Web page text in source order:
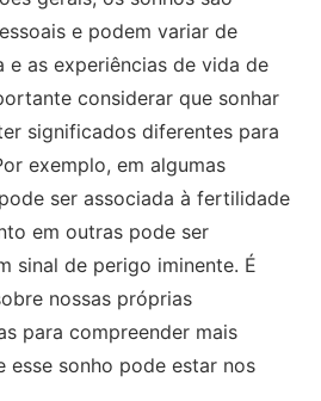
e podem variar de
as experiências de vida de
considerar que sonhar
significados diferentes para
exemplo, em algumas
ser associada à fertilidade
em outras pode ser
sinal de perigo iminente. É
nossas próprias
para compreender mais
esse sonho pode estar nos